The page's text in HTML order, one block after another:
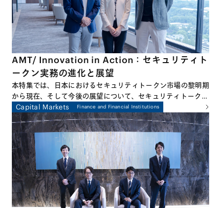
AMT/ Innovation in Action：セキュリティト
ークン実務の進化と展望
本特集では、日本におけるセキュリティトークン市場の黎明期
から現在、そして今後の展望について、セキュリティトークン
のプラクティスに深くかかわる3名の弁護士による座談会形式
でお話しします。
Capital Markets Finance and Financial Institutions